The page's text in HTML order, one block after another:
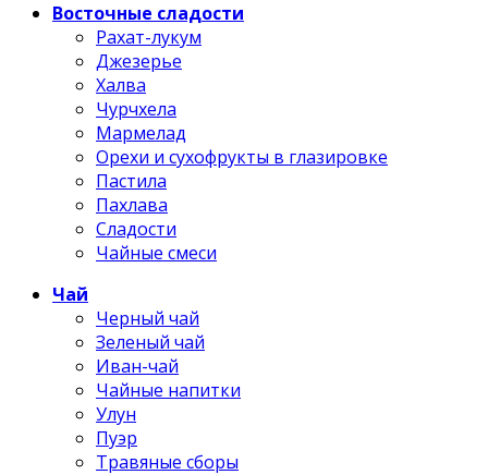
Восточные сладости
Рахат-лукум
Джезерье
Халва
Чурчхела
Мармелад
Орехи и сухофрукты в глазировке
Пастила
Пахлава
Сладости
Чайные смеси
Чай
Черный чай
Зеленый чай
Иван-чай
Чайные напитки
Улун
Пуэр
Травяные сборы